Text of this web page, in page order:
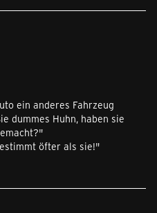
ein anderes Fahrzeug
dummes Huhn, haben sie
öfter als sie!"